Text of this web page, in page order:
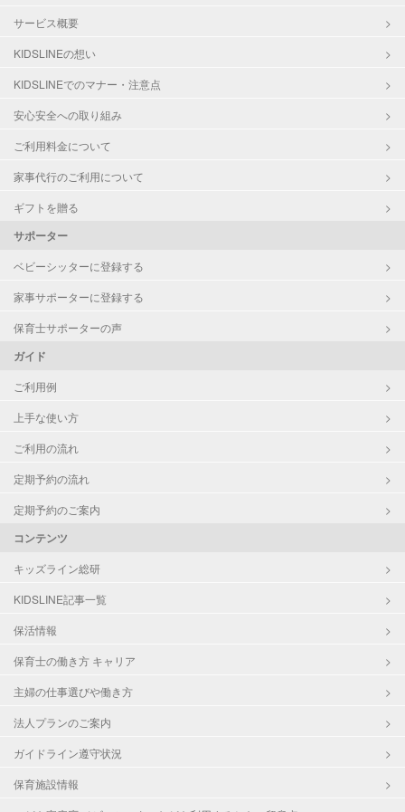
サービス概要
KIDSLINEの想い
KIDSLINEでのマナー・注意点
安心安全への取り組み
ご利用料金について
家事代行のご利用について
ギフトを贈る
サポーター
ベビーシッターに登録する
家事サポーターに登録する
保育士サポーターの声
ガイド
ご利用例
上手な使い方
ご利用の流れ
定期予約の流れ
定期予約のご案内
コンテンツ
キッズライン総研
KIDSLINE記事一覧
保活情報
保育士の働き方 キャリア
主婦の仕事選びや働き方
法人プランのご案内
ガイドライン遵守状況
保育施設情報